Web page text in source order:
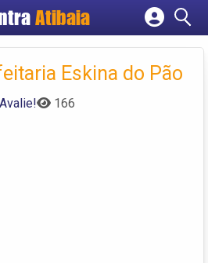
Atibaia
Cadastrar empresa
Criar contaEskina do Pão
Avalie! 166